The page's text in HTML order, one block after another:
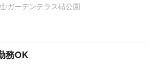
/ガーデンテラス砧公園
務OK